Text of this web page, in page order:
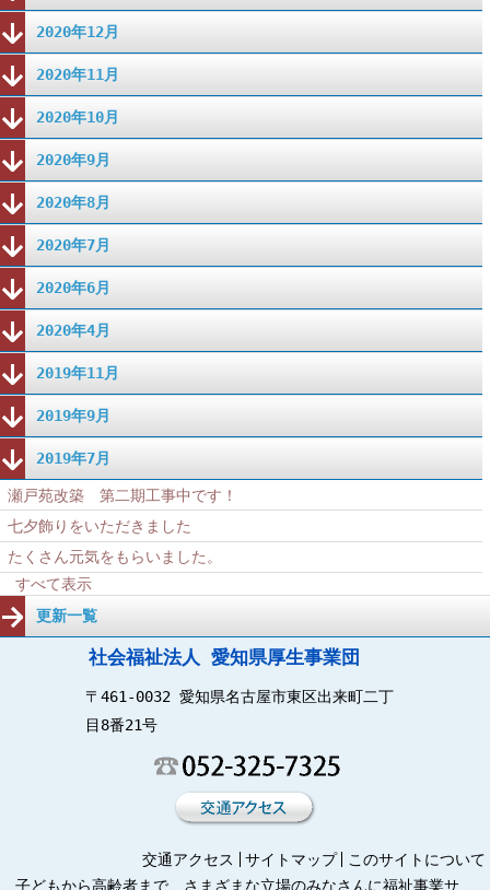
2020年12月
2020年11月
2020年10月
2020年9月
2020年8月
2020年7月
2020年6月
2020年4月
2019年11月
2019年9月
2019年7月
瀬戸苑改築 第二期工事中です！
七夕飾りをいただきました
たくさん元気をもらいました。
すべて表示
更新一覧
社会福祉法人 愛知県厚生事業団
〒461-0032 愛知県名古屋市東区出来町二丁
目8番21号
交通アクセス サイトマップ
このサイトについて
子どもから高齢者まで、さまざまな立場のみなさんに福祉事業サ